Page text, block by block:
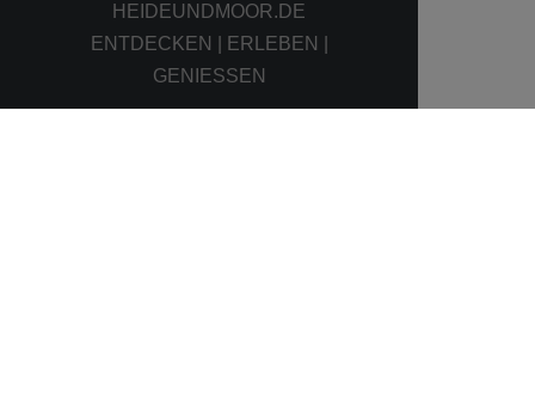
HEIDEUNDMOOR.DE
ENTDECKEN | ERLEBEN |
GENIESSEN